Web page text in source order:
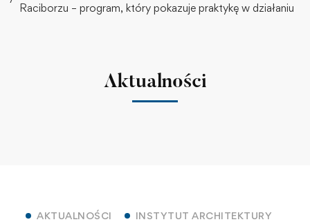
Raciborzu – program, który pokazuje praktykę w działaniu
Aktualności
AKTUALNOŚCI
INSTYTUT ARCHITEKTURY